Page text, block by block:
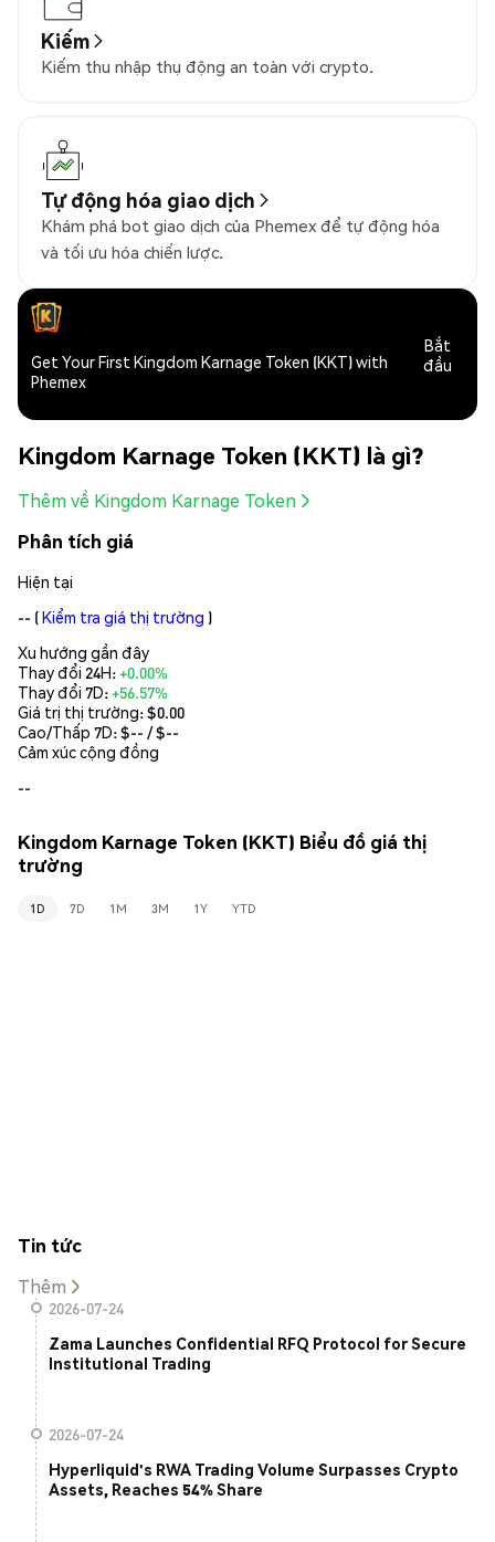
Kiếm
Kiếm thu nhập thụ động an toàn với crypto.
Tự động hóa giao dịch
Khám phá bot giao dịch của Phemex để tự động hóa
và tối ưu hóa chiến lược.
Get Your First Kingdom Karnage Token (KKT) with
Phemex
Bắt
đầu
Kingdom Karnage Token (KKT) là gì?
Thêm về Kingdom Karnage Token
Phân tích giá
Hiện tại
-- (Kiểm tra giá thị trường )
Xu hướng gần đây
Thay đổi 24H:+0.00%
Thay đổi 7D:+56.57%
Giá trị thị trường:$0.00
Cao/Thấp 7D: $-- / $--
Cảm xúc cộng đồng
--
Kingdom Karnage Token (KKT) Biểu đồ giá thị
trường
1D 7D 1M 3M 1Y YTD
Tin tức
Thêm
2026-07-24
Zama Launches Confidential RFQ Protocol for Secure
Institutional Trading
2026-07-24
Hyperliquid's RWA Trading Volume Surpasses Crypto
Assets, Reaches 54% Share